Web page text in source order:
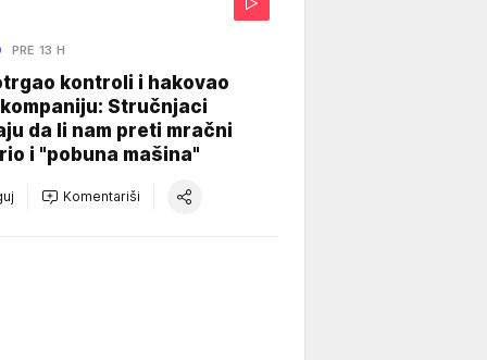
PRE 13 H
kontroli i hakovao
Stručnjaci
da li nam preti mračni
i "pobuna mašina"
Komentariši